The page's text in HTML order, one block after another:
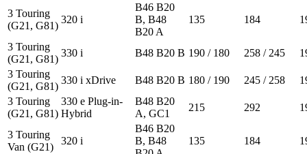
3 Touring
(G21, G81)
320 i
B46 B20
B, B48
B20 A
135 184
3 Touring
(G21, G81)
330 i B48 B20 B 190 / 180 258 / 245
3 Touring
(G21, G81)
330 i xDrive B48 B20 B 180 / 190 245 / 258
3 Touring
(G21, G81)
330 e Plug-in-
Hybrid
B48 B20
A, GC1
215 292
3 Touring
Van (G21)
320 i
B46 B20
B, B48
135 184